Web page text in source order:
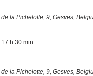
de la Pichelotte, 9, Gesves,
17 h 30 min
de la Pichelotte, 9, Gesves,